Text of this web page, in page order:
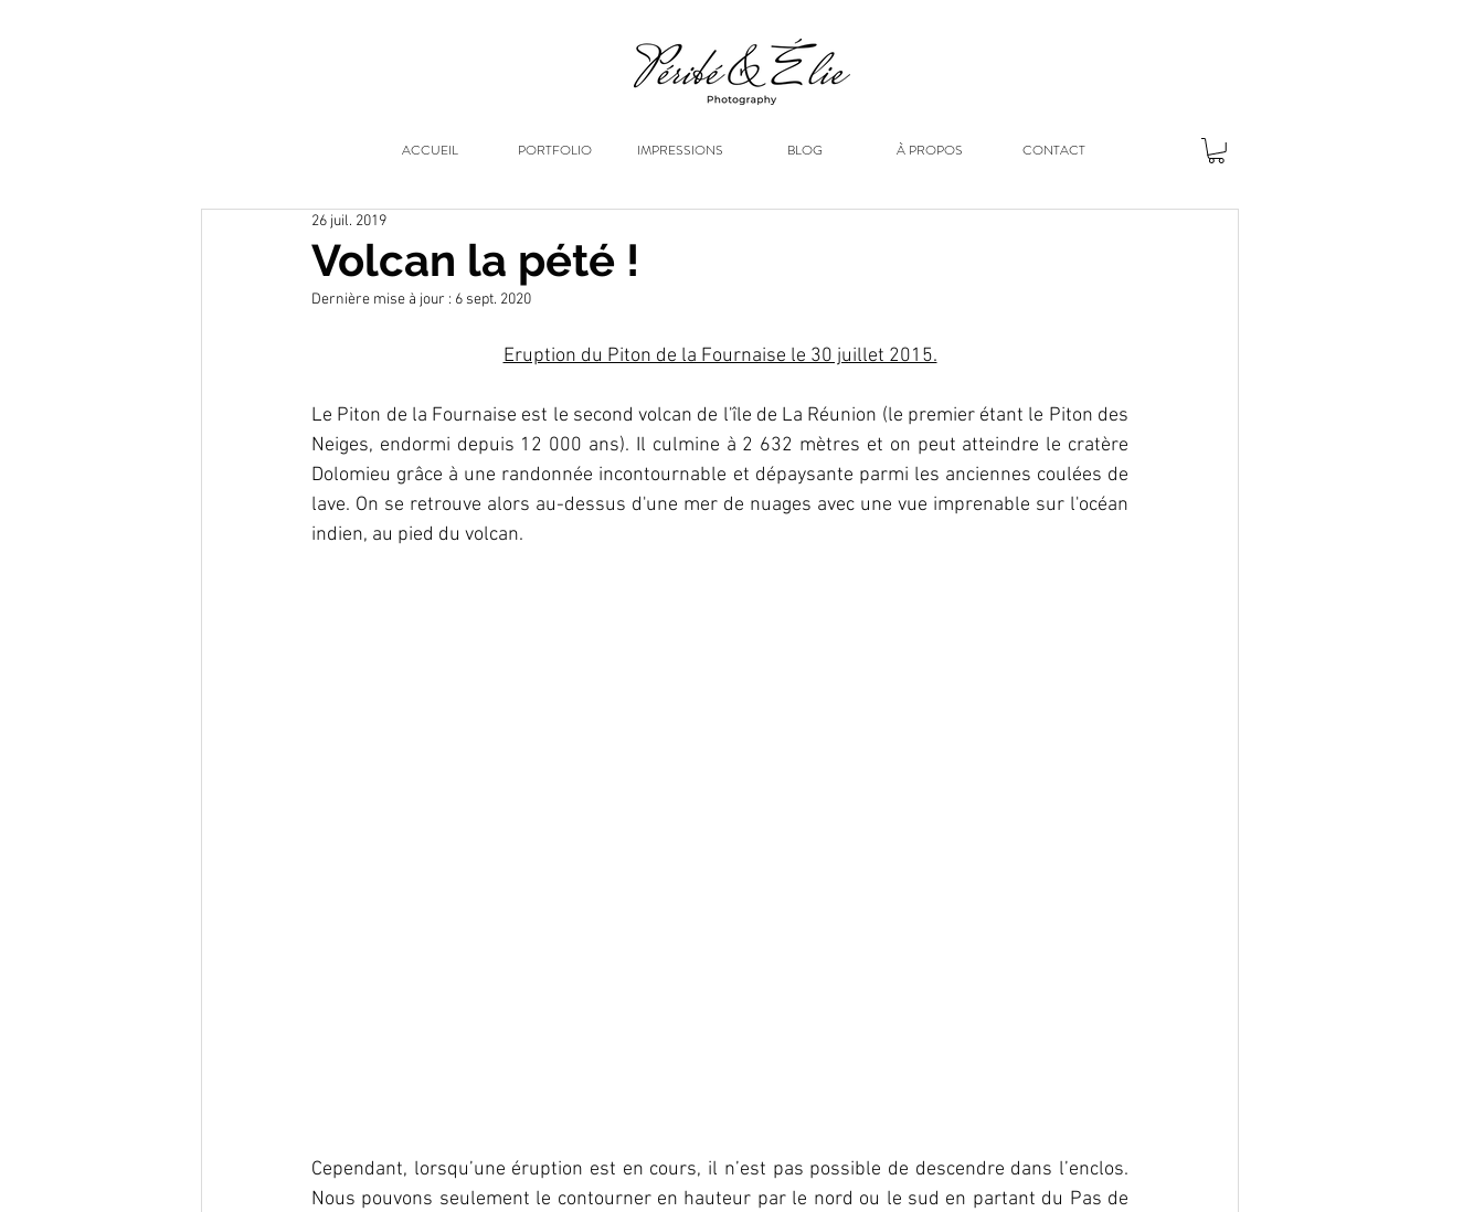
ACCUEIL PORTFOLIO IMPRESSIONS BLOG À PROPOS CONTACT
Volcan la pété !
26 juil. 2019
Dernière mise à jour : 6 sept. 2020
Eruption du Piton de la Fournaise le 30 juillet 2015.
Le Piton de la Fournaise est le second volcan de l'île de La Réunion (le premier étant le Piton des
Neiges, endormi depuis 12 000 ans). Il culmine à 2 632 mètres et on peut atteindre le cratère
Dolomieu grâce à une randonnée incontournable et dépaysante parmi les anciennes coulées de
lave. On se retrouve alors au-dessus d'une mer de nuages avec une vue imprenable sur l'océan
indien, au pied du volcan.
Cependant, lorsqu’une éruption est en cours, il n’est pas possible de descendre dans l’enclos.
Nous pouvons seulement le contourner en hauteur par le nord ou le sud en partant du Pas de